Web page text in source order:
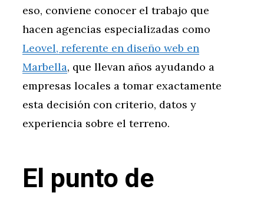
eso, conviene conocer el trabajo que
hacen agencias especializadas como
Leovel, referente en diseño web en
Marbella, que llevan años ayudando a
empresas locales a tomar exactamente
esta decisión con criterio, datos y
experiencia sobre el terreno.
El punto de